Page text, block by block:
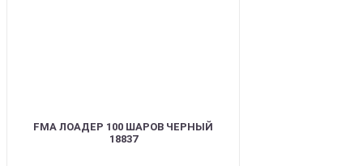
FMA ЛОАДЕР 100 ШАРОВ ЧЕРНЫЙ
18837